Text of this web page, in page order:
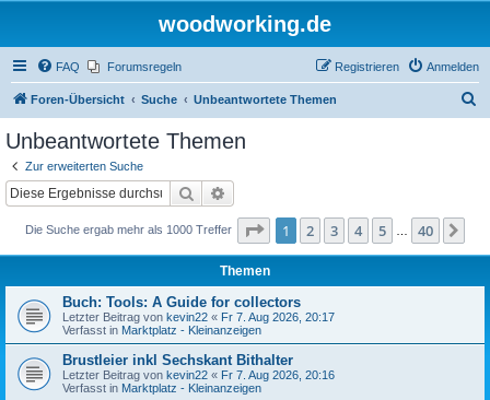
woodworking.de
FAQ Forumsregeln Anmelden
Registrieren
Foren-Übersicht Suche Unbeantwortete Themen
Unbeantwortete Themen
Zur erweiterten Suche
Suche
Die Suche ergab mehr als 1000 Treffer Seite 1von 40
1 2 3 4 5 40
Themen
Buch: Tools: A Guide for collectors
Letzter Beitrag von kevin22 « Fr 7. Aug 2026, 20:17
Verfasst in Marktplatz - Kleinanzeigen
Brustleier inkl Sechskant Bithalter
Letzter Beitrag von kevin22 « Fr 7. Aug 2026, 20:16
Verfasst in Marktplatz - Kleinanzeigen